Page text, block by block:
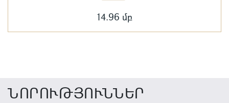
14.96 մբ
ՆՈՐՈՒԹՅՈՒՆՆԵՐ